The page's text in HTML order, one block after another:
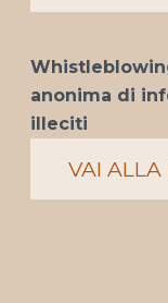
anonima di
illeciti
VAI ALLA